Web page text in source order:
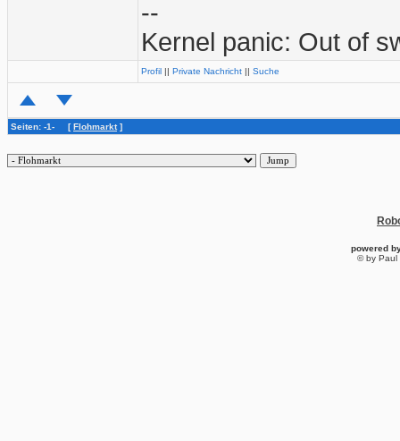
--
Kernel panic: Out of
Profil || Private Nachricht || Suche
Seiten: -1- [Flohmarkt]
powered
© by Paul